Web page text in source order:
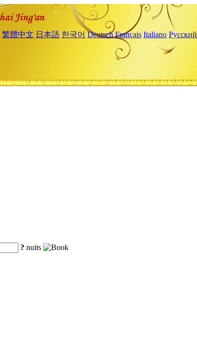
繁體中文 日本語 한국어 Deutsch Français Italiano Русский
? nuits